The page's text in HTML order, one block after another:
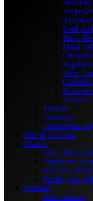
Træperler
Shell
Plast /
Metal /
Fimo /
Anboret
Enderør
Vedhæng
Sølvfarvede
Glas & porcelæn
Charms
Guld, sølv &
Smykker til
Glas led –
Sterling sølv led
Vedhæng
Sølv vedhæng